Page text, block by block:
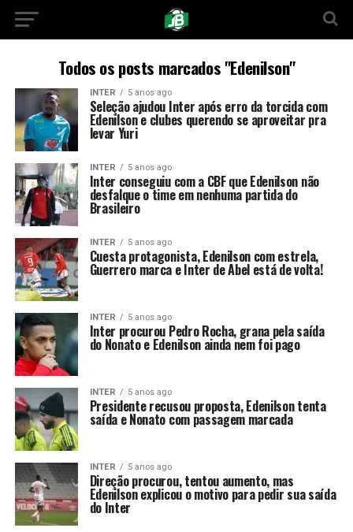
Todos os posts marcados "Edenilson"
INTER 5 anos ago
Seleção ajudou Inter após erro da torcida com
Edenilson e clubes querendo se aproveitar pra
levar Yuri
INTER 5 anos ago
Inter conseguiu com a CBF que Edenilson não
desfalque o time em nenhuma partida do
Brasileiro
INTER 5 anos ago
Cuesta protagonista, Edenilson com estrela,
Guerrero marca e Inter de Abel está de volta!
INTER 5 anos ago
Inter procurou Pedro Rocha, grana pela saída
do Nonato e Edenilson ainda nem foi pago
INTER 5 anos ago
Presidente recusou proposta, Edenilson tenta
saída e Nonato com passagem marcada
INTER 5 anos ago
Direção procurou, tentou aumento, mas
Edenilson explicou o motivo para pedir sua saída
do Inter